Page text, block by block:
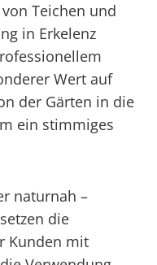
Teichen und
in Erkelenz
Wert auf
der Gärten in die
ein stimmiges
naturnah –
die
Kunden mit